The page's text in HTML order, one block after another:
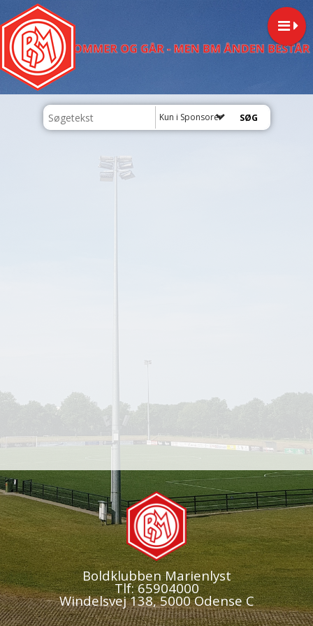
Kun i Sponsorer
Boldklubben Marienlyst
Tlf: 65904000
Windelsvej 138, 5000 Odense C